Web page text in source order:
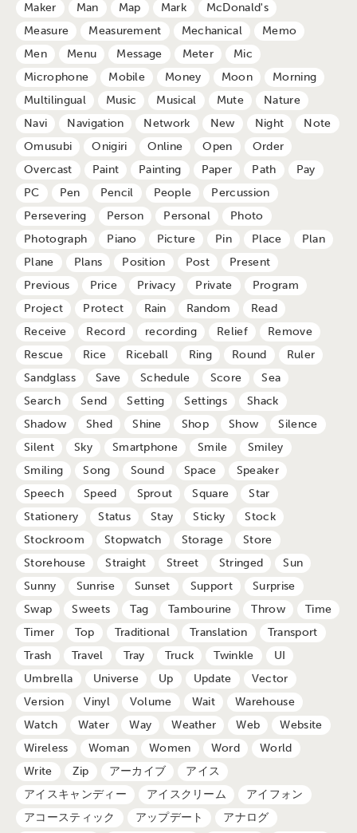
Maker
Man Map Mark
McDonald's
Measure
Measurement Mechanical
Memo
Men
Menu Message Meter
Mic
Microphone
Mobile Money Moon
Morning
Multilingual
Music Musical Mute
Nature
Navi
Navigation Network New Night
Note
Omusubi
Onigiri Online Open
Order
Overcast
Paint Painting Paper Path
Pay
PC
Pen Pencil People
Percussion
Persevering
Person Personal
Photo
Photograph
Piano Picture Pin Place
Plan
Plane
Plans Position Post
Present
Previous
Price Privacy Private
Program
Project
Protect Rain Random
Read
Receive
Record recording Relief
Remove
Rescue
Rice Riceball Ring Round
Ruler
Sandglass
Save Schedule Score
Sea
Search
Send Setting Settings
Shack
Shadow
Shed Shine Shop Show
Silence
Silent
Sky Smartphone Smile
Smiley
Smiling
Song Sound Space
Speaker
Speech
Speed Sprout Square
Star
Stationery
Status Stay Sticky
Stock
Stockroom
Stopwatch Storage
Store
Storehouse
Straight Street Stringed
Sun
Sunny
Sunrise Sunset Support
Surprise
Swap
Sweets Tag Tambourine Throw
Time
Timer
Top Traditional Translation
Transport
Trash
Travel Tray Truck Twinkle
UI
Umbrella
Universe Up Update
Vector
Version
Vinyl Volume Wait
Warehouse
Watch
Water Way Weather Web
Website
Wireless
Woman Women Word
World
Write
Zip アーカイブ
アイス
アイスキャンディー
アイスクリーム
アイフォン
アコースティック
アップデート アナログ